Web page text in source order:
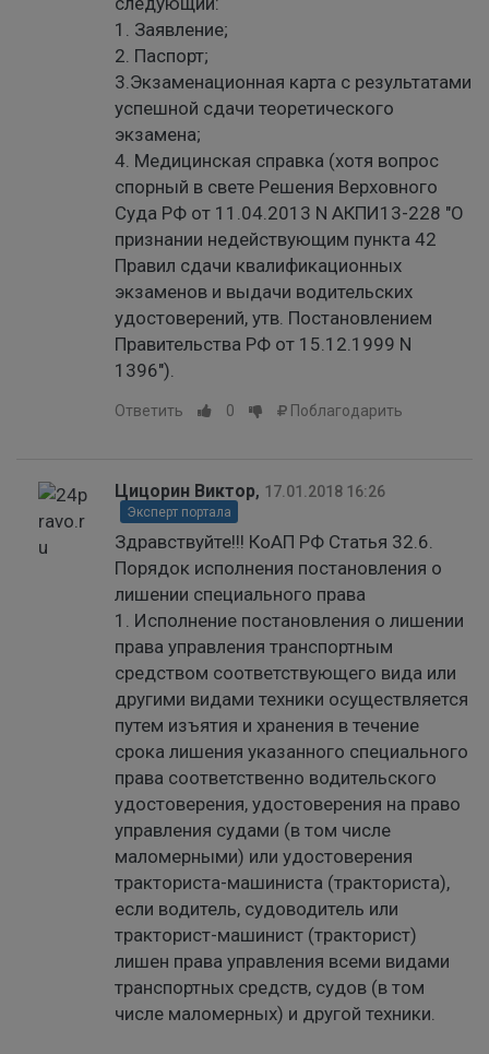
1. Заявление;
2. Паспорт;
3.Экзаменационная карта с результатами
успешной сдачи теоретического
экзамена;
4. Медицинская справка (хотя вопрос
спорный в свете Решения Верховного
Суда РФ от 11.04.2013 N АКПИ13-228 "О
признании недействующим пункта 42
Правил сдачи квалификационных
экзаменов и выдачи водительских
удостоверений, утв. Постановлением
Правительства РФ от 15.12.1999 N
1396").
Ответить 0 Поблагодарить
Цицорин Виктор, 17.01.2018 16:26
Эксперт портала
Здравствуйте!!! КоАП РФ Статья 32.6.
Порядок исполнения постановления о
лишении специального права
1. Исполнение постановления о лишении
права управления транспортным
средством соответствующего вида или
другими видами техники осуществляется
путем изъятия и хранения в течение
срока лишения указанного специального
права соответственно водительского
удостоверения, удостоверения на право
управления судами (в том числе
маломерными) или удостоверения
тракториста-машиниста (тракториста),
если водитель, судоводитель или
тракторист-машинист (тракторист)
лишен права управления всеми видами
транспортных средств, судов (в том
числе маломерных) и другой техники.